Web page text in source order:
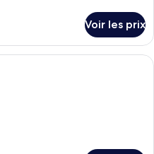
Voir les prix
Une salle de bain avec un lavabo,